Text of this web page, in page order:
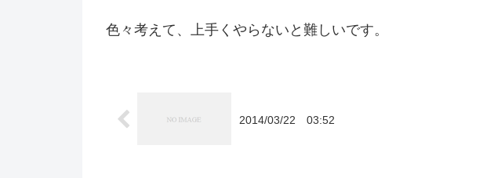
色々考えて、上手くやらないと難しいです。
2014/03/22 03:52